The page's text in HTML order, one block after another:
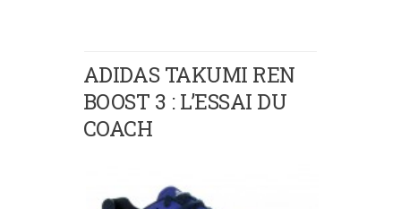
ADIDAS TAKUMI REN
BOOST 3 : L’ESSAI DU
COACH